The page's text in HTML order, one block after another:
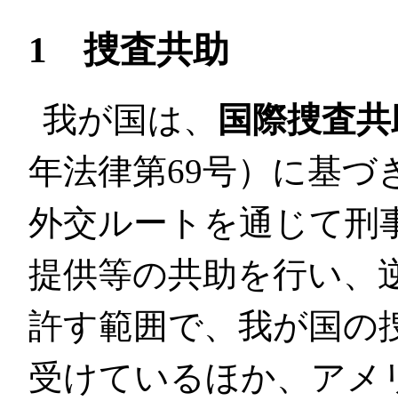
1 捜査共助
我が国は、
国際捜査
年法律第69号）に基づ
外交ルートを通じて刑
提供等の共助を行い、
許す範囲で、我が国の
受けているほか、アメ